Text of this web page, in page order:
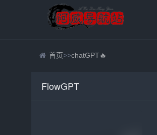
首页>>chatGPT🔥
FlowGPT